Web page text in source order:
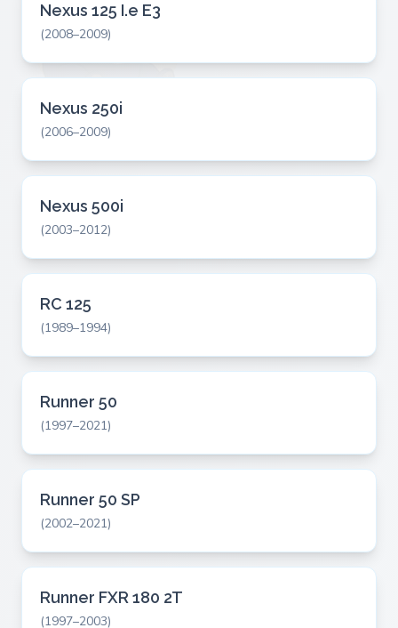
Nexus 125 I.e E3
(2008–2009)
Nexus 250i
(2006–2009)
Nexus 500i
(2003–2012)
RC 125
(1989–1994)
Runner 50
(1997–2021)
Runner 50 SP
(2002–2021)
Runner FXR 180 2T
(1997–2003)